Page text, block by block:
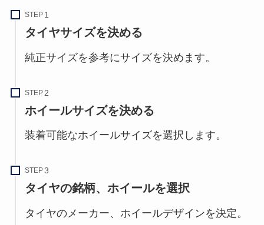
STEP
タイヤサイズを決める
純正サイズを参考にサイズを決めます。
STEP
ホイールサイズを決める
装着可能なホイールサイズを選択します。
STEP
タイヤの銘柄、ホイールを選択
タイヤのメーカー、ホイールデザインを決定。